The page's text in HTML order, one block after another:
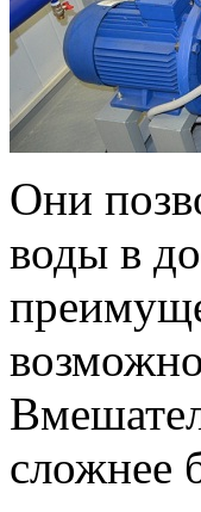
Они
воды в
сложнее